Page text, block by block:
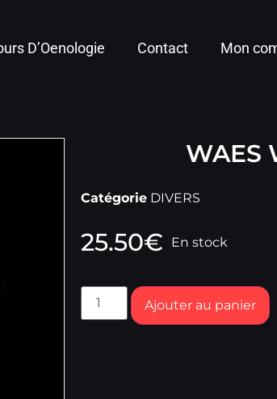
D’Oenologie Contact Mon
WAES
Catégorie DIVERS
25.50€ En stock
Ajouter au panier